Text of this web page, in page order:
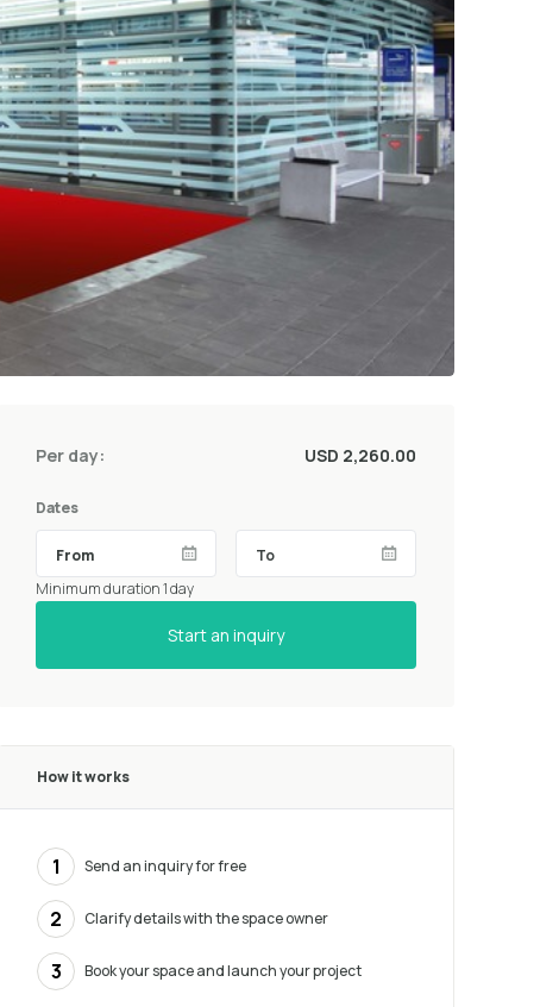
Per day: USD 2,260.00
Dates
Minimum duration 1 day
Start an inquiry
How it works
1 Send an inquiry for free
2 Clarify details with the space owner
3 Book your space and launch your project